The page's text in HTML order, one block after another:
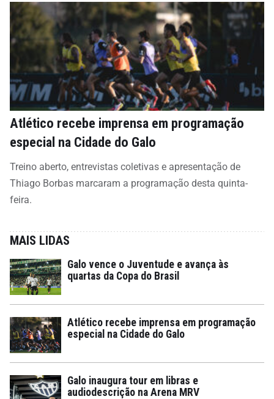
Atlético recebe imprensa em programação
especial na Cidade do Galo
Treino aberto, entrevistas coletivas e apresentação de
Thiago Borbas marcaram a programação desta quinta-
feira.
MAIS LIDAS
Galo vence o Juventude e avança às
quartas da Copa do Brasil
Atlético recebe imprensa em programação
especial na Cidade do Galo
Galo inaugura tour em libras e
audiodescrição na Arena MRV